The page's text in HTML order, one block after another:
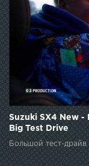
Suzuki SX4 New -
Big Test Drive
Большой тест-драйв